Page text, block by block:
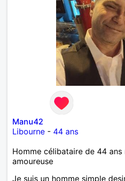
Manu42
Libourne - 44 ans
Homme célibataire de 44
amoureuse
Je suis un homme simple